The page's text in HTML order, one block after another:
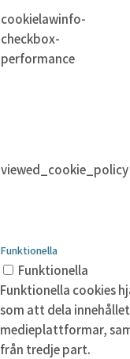
cookielawinfo-
checkbox-
performance
viewed_cookie_policy
Funktionella
Funktionella
Funktionella cookies
som att dela
medieplattformar,
från tredje part.